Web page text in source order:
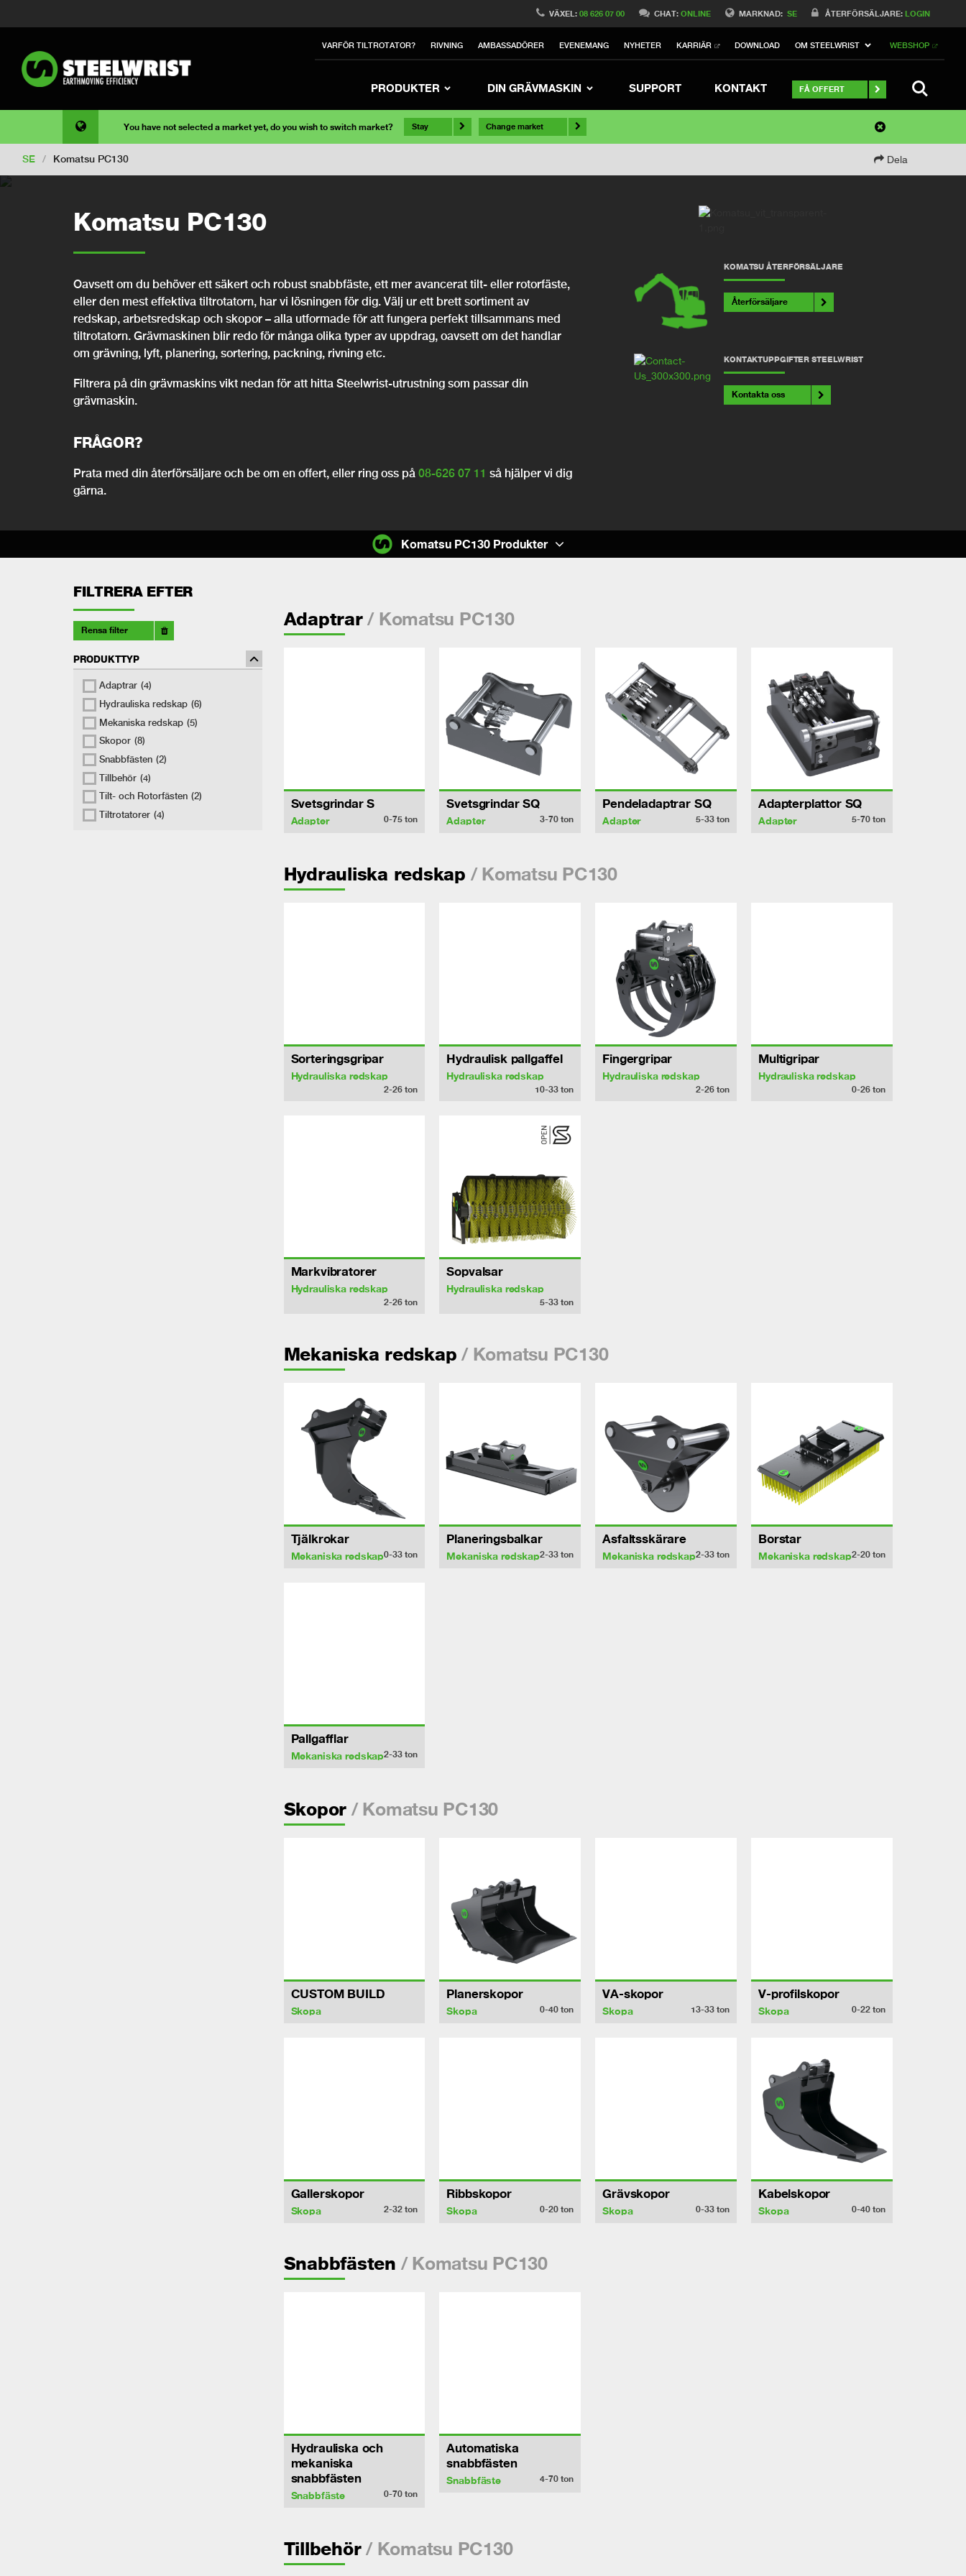
MARKNAD: SE ÅTERFÖRSÄLJARE: LOGIN
VÄXEL:08 626 07 00 CHAT:ONLINE
VARFÖR TILTROTATOR? RIVNING AMBASSADÖRER EVENEMANG NYHETER KARRIÄR DOWNLOAD OM STEELWRIST WEBSHOP
PRODUKTER DIN GRÄVMASKIN SUPPORT KONTAKT FÅ OFFERT
You have not selected a market yet, do you wish to switch market? Stay Change market
SE / Komatsu PC130 Dela
Komatsu PC130
Oavsett om du behöver ett säkert och robust snabbfäste, ett mer avancerat tilt- eller rotorfäste,
eller den mest effektiva tiltrotatorn, har vi lösningen för dig. Välj ur ett brett sortiment av
redskap, arbetsredskap och skopor – alla utformade för att fungera perfekt tillsammans med
tiltrotatorn. Grävmaskinen blir redo för många olika typer av uppdrag, oavsett om det handlar
om grävning, lyft, planering, sortering, packning, rivning etc.
Filtrera på din grävmaskins vikt nedan för att hitta Steelwrist-utrustning som passar din
grävmaskin.
FRÅGOR?
Prata med din återförsäljare och be om en offert, eller ring oss på 08-626 07 11 så hjälper vi dig
gärna.
KOMATSU ÅTERFÖRSÄLJARE
Återförsäljare
KONTAKTUPPGIFTER STEELWRIST
Kontakta oss
FILTRERA EFTER
Rensa filter
PRODUKTTYP
Adaptrar (4)
Hydrauliska redskap (6)
Mekaniska redskap (5)
Skopor (8)
Snabbfästen (2)
Tillbehör (4)
Tilt- och Rotorfästen (2)
Tiltrotatorer (4)
Adaptrar/ Komatsu PC130
Svetsgrindar S
Adapter 0-75ton
Svetsgrindar SQ
Adapter 3-70ton
Pendeladaptrar SQ
Adapter 5-33ton
Adapterplattor SQ
Adapter 5-70 ton
Hydrauliska redskap / Komatsu PC130
Sorteringsgripar
Hydrauliska redskap
2-26ton
Hydraulisk pallgaffel
Hydrauliska redskap
10-33ton
Fingergripar
Hydrauliska redskap
2-26ton
Multigripar
Hydrauliska redskap
0-26 ton
Markvibratorer
Hydrauliska redskap
2-26ton
Sopvalsar
Hydrauliska redskap
5-33ton
Mekaniska redskap / Komatsu PC130
Tjälkrokar
Mekaniska redskap0-33ton
Planeringsbalkar
Mekaniska redskap2-33ton
Asfaltsskärare
Mekaniska redskap2-33ton
Borstar
Mekaniska redskap2-20 ton
Pallgafflar
Mekaniska redskap2-33ton
Skopor / Komatsu PC130
CUSTOM BUILD
Skopa
Planerskopor
Skopa 0-40ton
VA-skopor
Skopa 13-33ton
V-profilskopor
Skopa 0-22 ton
Gallerskopor
Skopa 2-32ton
Ribbskopor
Skopa 0-20ton
Grävskopor
Skopa 0-33ton
Kabelskopor
Skopa 0-40 ton
Snabbfästen / Komatsu PC130
Hydrauliska och
mekaniska
snabbfästen
Snabbfäste 0-70ton
Automatiska
snabbfästen
Snabbfäste 4-70ton
Tillbehör/ Komatsu PC130
Komatsu PC130 Produkter